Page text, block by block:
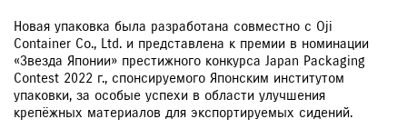
Новая упаковка была разработана совместно с Oji
Container Co., Ltd. и представлена к премии в номинации
«Звезда Японии» престижного конкурса Japan Packaging
Contest 2022 г., спонсируемого Японским институтом
упаковки, за особые успехи в области улучшения
крепёжных материалов для экспортируемых сидений.